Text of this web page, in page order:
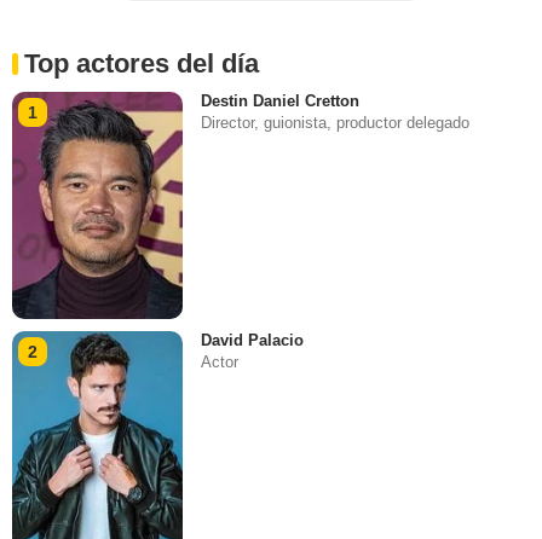
Top actores del día
1
Destin Daniel Cretton
Director, guionista, productor delegado
2
David Palacio
Actor